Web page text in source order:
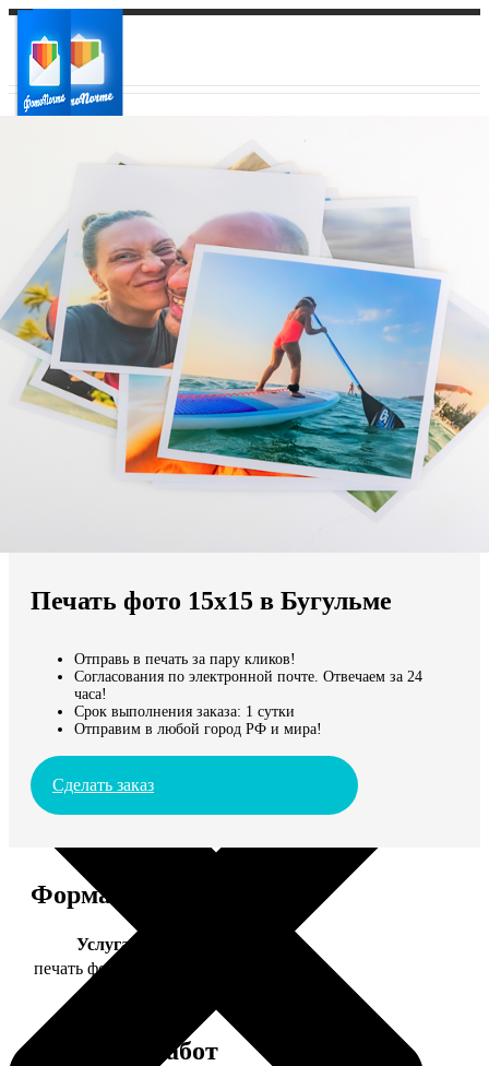
Ваш регион доставки
Выберите из списка:
Мы доставляем по всему миру
Продолжить без города
Печать фото 15х15 в Бугульме
Отправь в печать за пару кликов!
Согласования по электронной почте. Отвечаем за 24
часа!
Срок выполнения заказа: 1 сутки
Отправим в любой город РФ и мира!
Сделать заказ
Форматы и цены
Услуга
печать фото 15х15
Примеры работ